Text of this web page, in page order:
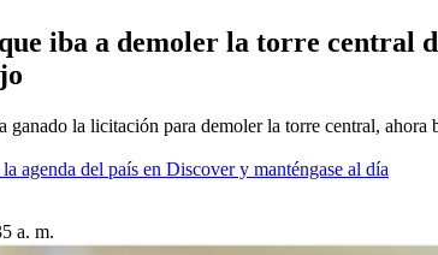
iba a demoler la torre central
ganado la licitación para demoler la torre central,
agenda del país en Discover y manténgase al día
a. m.